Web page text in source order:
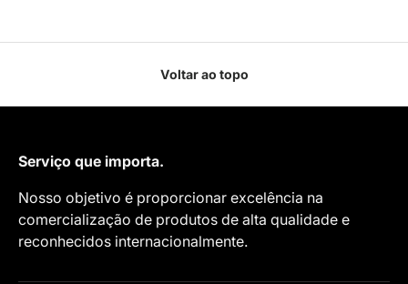
Voltar ao topo
Serviço que importa.
Nosso objetivo é proporcionar excelência na
comercialização de produtos de alta qualidade e
reconhecidos internacionalmente.